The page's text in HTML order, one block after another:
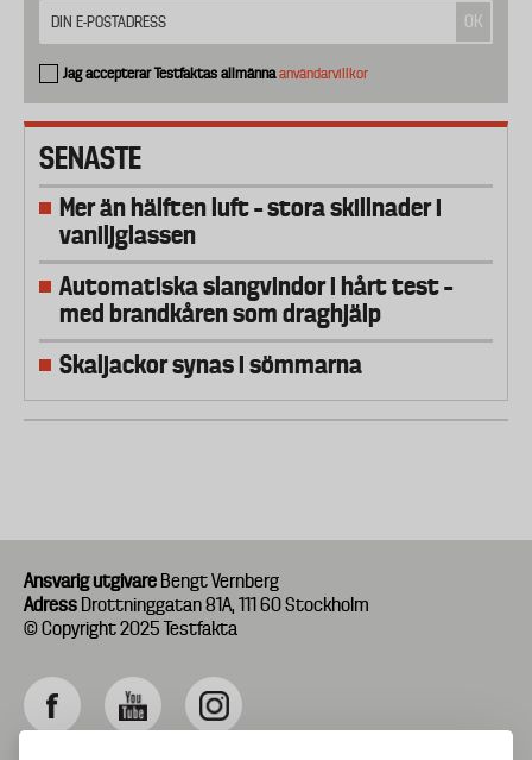
Jag accepterar Testfaktas allmännaanvändarvillkor
SENASTE
Mer än hälften luft – stora skillnader i
vaniljglassen
Automatiska slangvindor i hårt test –
med brandkåren som draghjälp
Skaljackor synas i sömmarna
Ansvarig utgivare Bengt Vernberg
Adress Drottninggatan 81A, 111 60 Stockholm
© Copyright 2025 Testfakta